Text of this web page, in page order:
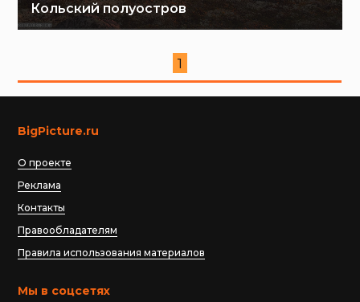
Кольский полуостров
1
BigPicture.ru
О проекте
Реклама
Контакты
Правообладателям
Правила использования материалов
Мы в соцсетях